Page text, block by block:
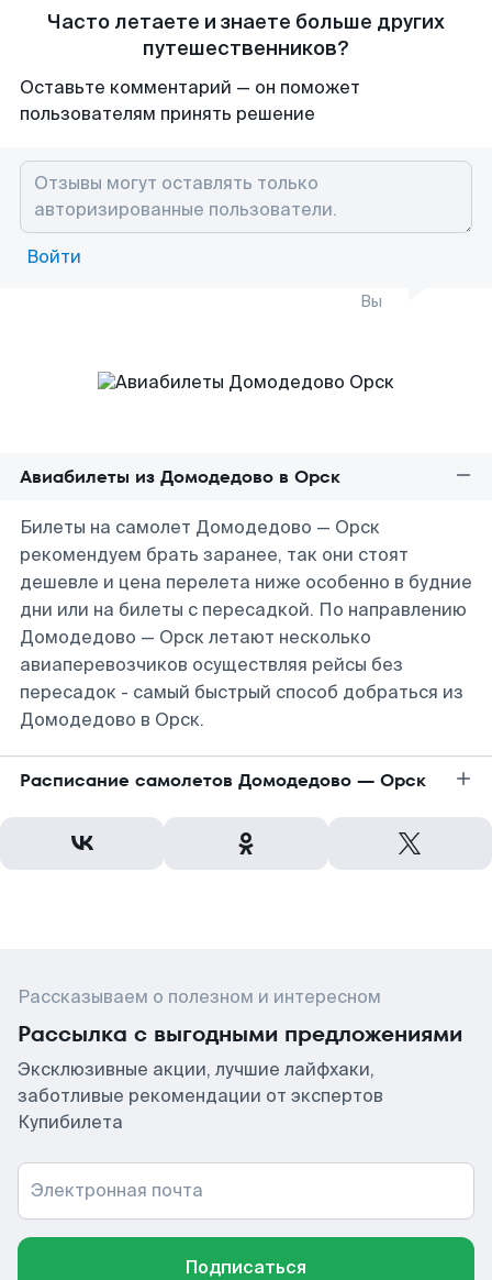
Часто летаете и знаете больше других
путешественников?
Оставьте комментарий — он поможет
пользователям принять решение
Войти
Вы
Авиабилеты из Домодедово в Орск
Билеты на самолет Домодедово — Орск
рекомендуем брать заранее, так они стоят
дешевле и цена перелета ниже особенно в будние
дни или на билеты с пересадкой. По направлению
Домодедово — Орск летают несколько
авиаперевозчиков осуществляя рейсы без
пересадок - самый быстрый способ добраться из
Домодедово в Орск.
Расписание самолетов Домодедово — Орск
Рассказываем о полезном и интересном
Рассылка с выгодными предложениями
Эксклюзивные акции, лучшие лайфхаки,
заботливые рекомендации от экспертов
Купибилета
Электронная почта
Подписаться